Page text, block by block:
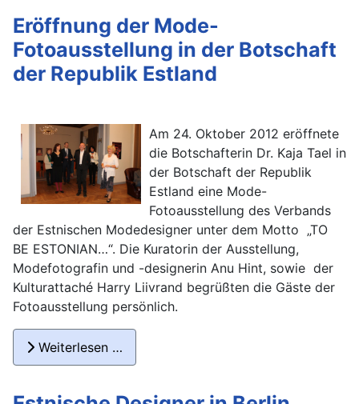
Eröffnung der Mode-
Fotoausstellung in der Botschaft
der Republik Estland
Am 24. Oktober 2012 eröffnete
die Botschafterin Dr. Kaja Tael in
der Botschaft der Republik
Estland eine Mode-
Fotoausstellung des Verbands
der Estnischen Modedesigner unter dem Motto „TO
BE ESTONIAN…“. Die Kuratorin der Ausstellung,
Modefotografin und -designerin Anu Hint, sowie der
Kulturattaché Harry Liivrand begrüßten die Gäste der
Fotoausstellung persönlich.
Weiterlesen …